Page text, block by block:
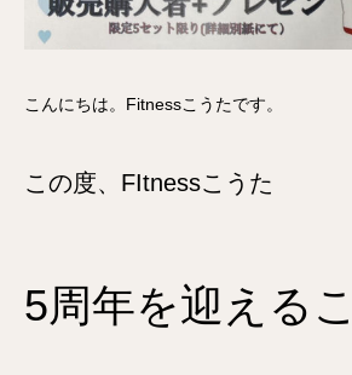
こんにちは。Fitnessこうたです。
この度、FItnessこうた
5周年を迎える